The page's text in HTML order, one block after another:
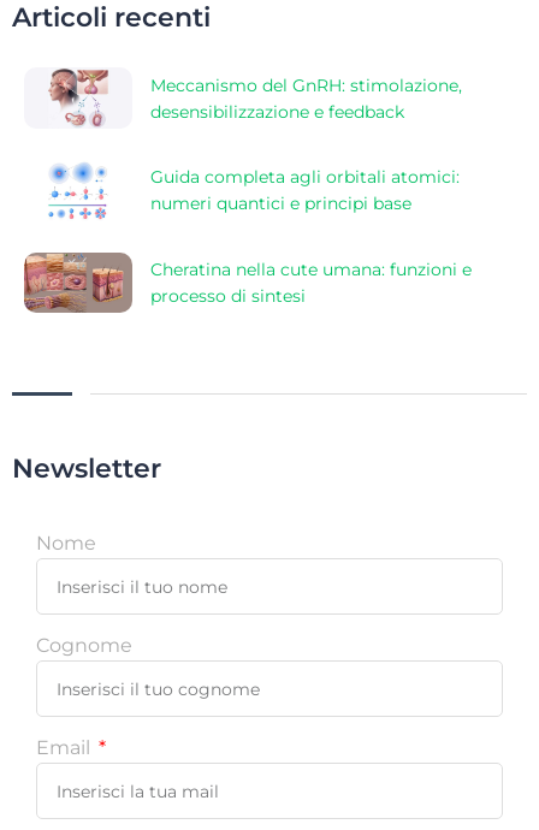
Articoli recenti
Meccanismo del GnRH: stimolazione,
desensibilizzazione e feedback
Guida completa agli orbitali atomici:
numeri quantici e principi base
Cheratina nella cute umana: funzioni e
processo di sintesi
Newsletter
Nome
Cognome
Email